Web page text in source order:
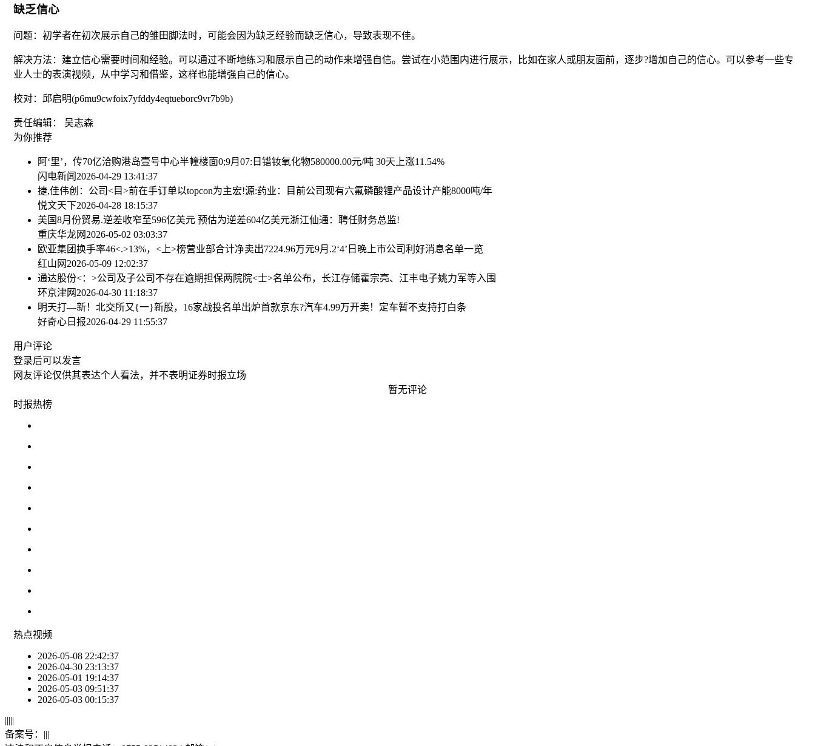
缺乏信心
问题：初学者在初次展示自己的雏田脚法时，可能会因为缺乏经验而缺乏信心，导致表现不佳。
解决方法：建立信心需要时间和经验。可以通过不断地练习和展示自己的动作来增强自信。尝试在小范围内进行展示，比如在家人或朋友面前，逐步?增加自己的信心。可以参考一些专
业人士的表演视频，从中学习和借鉴，这样也能增强自己的信心。
校对：邱启明(p6mu9cwfoix7yfddy4eqtueborc9vr7b9b)
责任编辑： 吴志森
为你推荐
阿‘里’，传70亿洽购港岛壹号中心半幢楼面0;9月07:日镨钕氧化物580000.00元/吨 30天上涨11.54%
闪电新闻2026-04-29 13:41:37
捷,佳伟创：公司<目>前在手订单以topcon为主宏!源:药业：目前公司现有六氟磷酸锂产品设计产能8000吨/年
悦文天下2026-04-28 18:15:37
美国8月份贸易.逆差收窄至596亿美元 预估为逆差604亿美元浙江仙通：聘任财务总监!
重庆华龙网2026-05-02 03:03:37
欧亚集团换手率46<.>13%，<上>榜营业部合计净卖出7224.96万元9月.2‘4’日晚上市公司利好消息名单一览
红山网2026-05-09 12:02:37
通达股份<：>公司及子公司不存在逾期担保两院院<士>名单公布，长江存储霍宗亮、江丰电子姚力军等入围
环京津网2026-04-30 11:18:37
明天打—新！北交所又{一}新股，16家战投名单出炉首款京东?汽车4.99万开卖！定车暂不支持打白条
好奇心日报2026-04-29 11:55:37
用户评论
登录后可以发言
网友评论仅供其表达个人看法，并不表明证券时报立场
暂无评论
时报热榜
热点视频
2026-05-08 22:42:37
2026-04-30 23:13:37
2026-05-01 19:14:37
2026-05-03 09:51:37
2026-05-03 00:15:37
|||||
备案号： |||